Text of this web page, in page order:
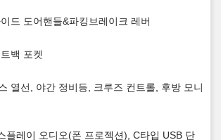
드 도어핸들&파킹브레이크 레버
백 포켓
열선, 야간 정비등, 크루즈 컨트롤, 후방 모니
플레이 오디오(폰 프로젝션), C타입 USB 단